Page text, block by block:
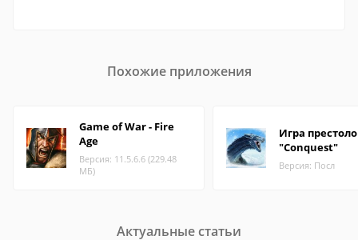
Похожие приложения
Game of War - Fire
Age
Версия: 11.5.6.6 (229.48
МБ)
Игра
"Conquest"
Версия: Посл
Актуальные статьи